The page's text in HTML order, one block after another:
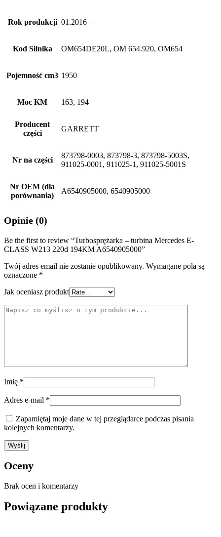
Rok produkcji 01.2016 –
Kod Silnika OM654DE20L, OM 654.920, OM654
Pojemność cm3 1950
Moc KM 163, 194
Producent
części
GARRETT
Nr na części
873798-0003, 873798-3, 873798-5003S,
911025-0001, 911025-1, 911025-5001S
Nr OEM (dla
porównania)
A6540905000, 6540905000
Opinie (0)
Be the first to review “Turbosprężarka – turbina Mercedes E-
CLASS W213 220d 194KM A6540905000”
Twój adres email nie zostanie opublikowany. Wymagane pola są
oznaczone *
Jak oceniasz produkt
Imię *
Adres e-mail *
Zapamiętaj moje dane w tej przeglądarce podczas pisania
kolejnych komentarzy.
Oceny
Brak ocen i komentarzy
Powiązane produkty